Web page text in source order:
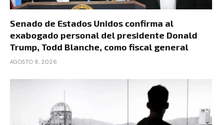
Senado de Estados Unidos confirma al
exabogado personal del presidente Donald
Trump, Todd Blanche, como fiscal general
AGOSTO 8, 2026